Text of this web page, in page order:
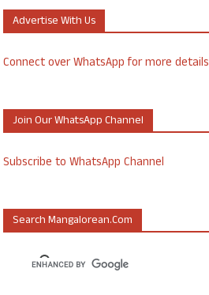
Advertise With Us
Connect over WhatsApp for more details
Join Our WhatsApp Channel
Subscribe to WhatsApp Channel
Search Mangalorean.com